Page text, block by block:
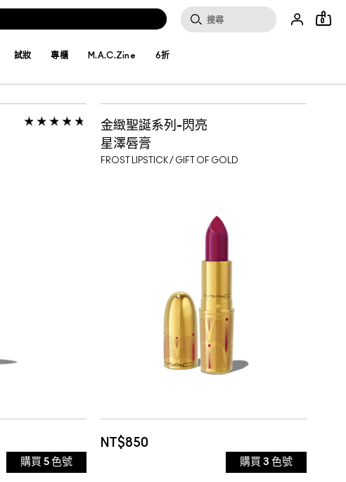
0
試妝 專櫃 M.A.C.Zine 6折
購買 5色號
金緻聖誕系列-閃亮
星澤唇膏
FROST LIPSTICK / GIFT OF GOLD
NT$850
購買 3 色號
BRUSHED IN BRONZE